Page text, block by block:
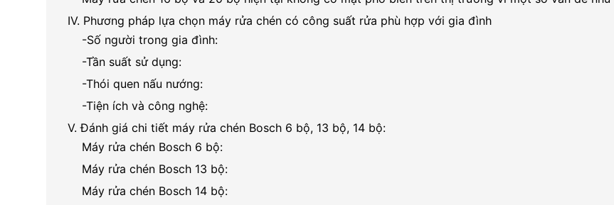
IV. Phương pháp lựa chọn máy rửa chén có công suất rửa phù hợp với gia đình
-Số người trong gia đình:
-Tần suất sử dụng:
-Thói quen nấu nướng:
-Tiện ích và công nghệ:
V. Đánh giá chi tiết máy rửa chén Bosch 6 bộ, 13 bộ, 14 bộ:
Máy rửa chén Bosch 6 bộ:
Máy rửa chén Bosch 13 bộ:
Máy rửa chén Bosch 14 bộ: